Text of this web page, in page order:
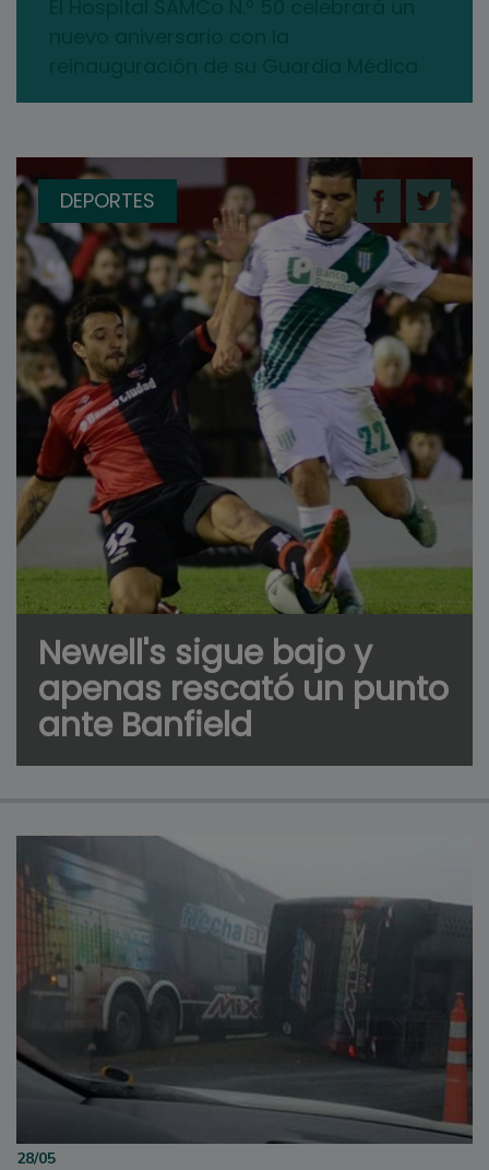
DEPORTES
Newell's sigue bajo y
apenas rescató un punto
ante Banfield
28/05